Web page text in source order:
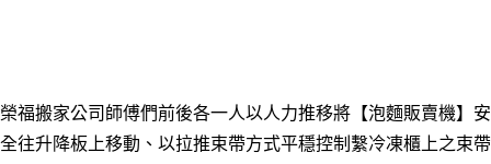
榮福搬家公司師傅們前後各一人以人力推移將【泡麵販賣機】安
全往升降板上移動、以拉推束帶方式平穩控制繫冷凍櫃上之束帶